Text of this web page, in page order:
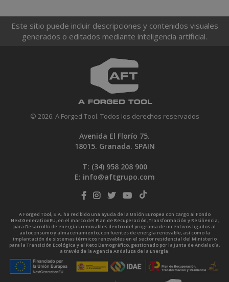
Este sitio puede incluir descripciones y contenidos visuales
generados o editados mediante inteligencia artificial.
© 2026. A Forged Tool. Todos los derechos reservados
Avenida El Florío 75.
18015. Granada. SPAIN
T: (34) 958 208 900
E: info@aftgrupo.com
A Forged Tool, S.A. ha recibido una ayuda de la Unión Europea con cargo al Fondo
NextGenerationEU, en el marco del Plan de Recuperación, Transformación y Resiliencia,
para Desarrollo de energías renovables dentro del programa de incentivos ligados al
autoconsumo y almacenamiento, con fuentes de energía renovable, así como la
implantación de sistemas térmicos renovables en el sector residencial del Ministerio
para la Transición Ecológica y el Reto Demográfico, gestionado por la Junta de Andalucía,
a través de la Agencia Andaluza de la Energía.